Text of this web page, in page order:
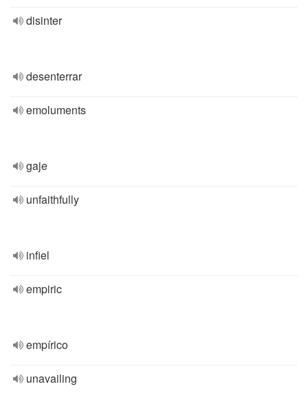
disinter
desenterrar
emoluments
gaje
unfaithfully
infiel
empiric
empírico
unavailing